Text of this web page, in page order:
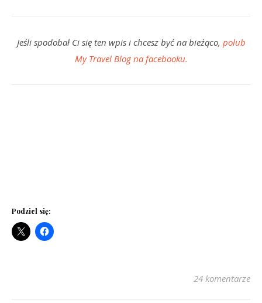
Jeśli spodobał Ci się ten wpis i chcesz być na bieżąco, polub
My Travel Blog na facebooku.
Podziel się:
24 komentarze